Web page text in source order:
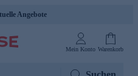
Angebote
Mein Konto Warenkorb